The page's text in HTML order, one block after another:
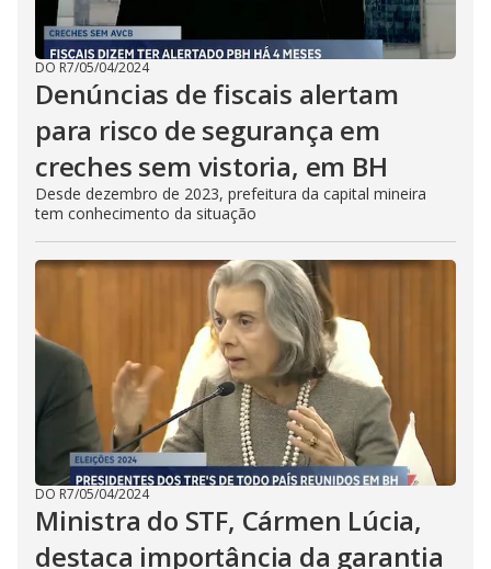
DO R7/05/04/2024
Denúncias de fiscais alertam
para risco de segurança em
creches sem vistoria, em BH
Desde dezembro de 2023, prefeitura da capital mineira
tem conhecimento da situação
DO R7/05/04/2024
Ministra do STF, Cármen Lúcia,
destaca importância da garantia